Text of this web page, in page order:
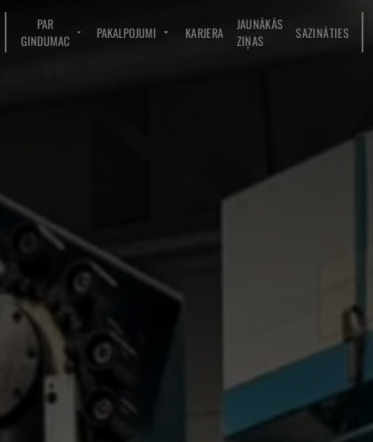
PAR
GINDUMAC
PAKALPOJUMI KARJERA
JAUNĀKĀS
ZIŅAS
SAZINĀTIES